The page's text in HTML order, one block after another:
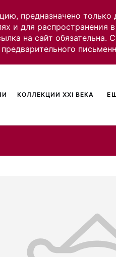
предназначено только
и для распространения
на сайт обязательна.
КОЛЛЕКЦИИ XXI ВЕКА